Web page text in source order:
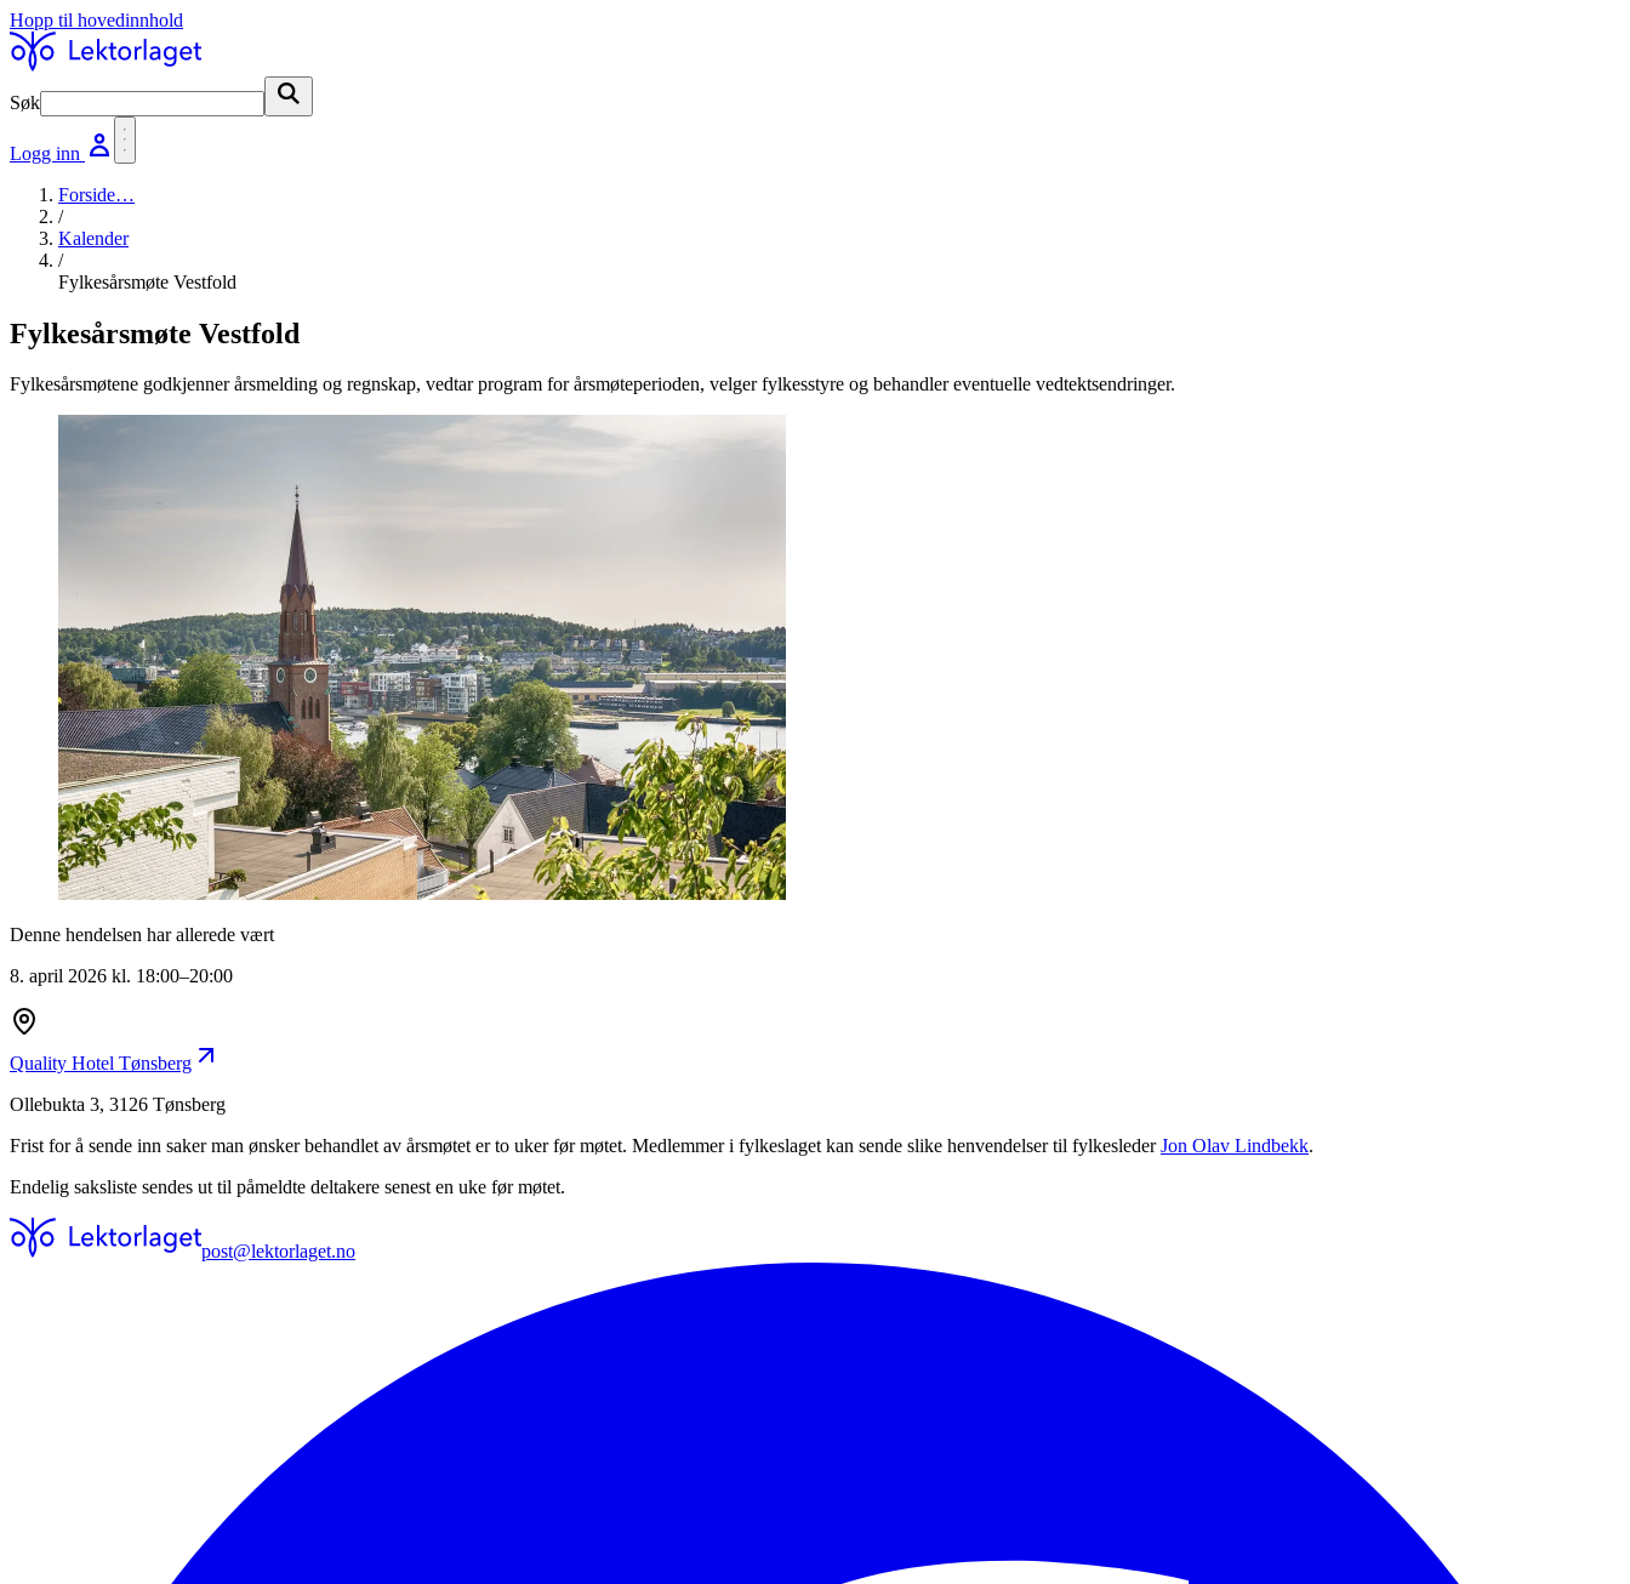
Hopp til hovedinnhold
Søk
Logg inn
Forside…
/
Kalender
/
Fylkesårsmøte Vestfold
Fylkesårsmøte Vestfold
Fylkesårsmøtene godkjenner årsmelding og regnskap, vedtar program for årsmøteperioden, velger fylkesstyre og behandler eventuelle vedtektsendringer.
Denne hendelsen har allerede vært
8. april 2026 kl. 18:00–20:00
Quality Hotel Tønsberg
Ollebukta 3, 3126 Tønsberg
Frist for å sende inn saker man ønsker behandlet av årsmøtet er to uker før møtet. Medlemmer i fylkeslaget kan sende slike henvendelser til fylkeslederJon Olav Lindbekk.
Endelig saksliste sendes ut til påmeldte deltakere senest en uke før møtet.
post@lektorlaget.no